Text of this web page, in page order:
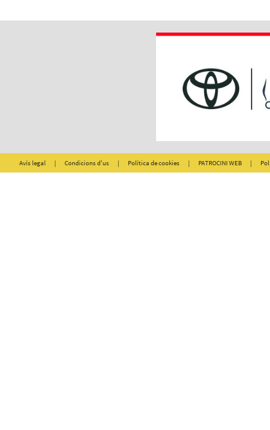
Avís legal | Condicions d'us | Política de cookies | PATROCINI WEB |